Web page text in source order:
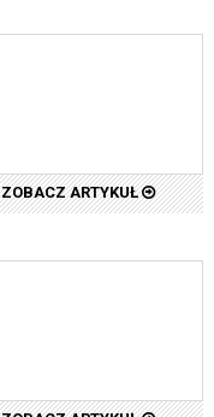
ZOBACZ ARTYKUŁ